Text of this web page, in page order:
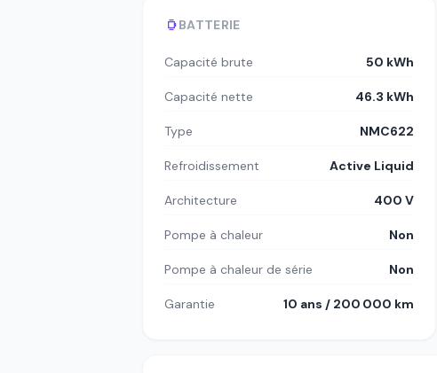
BATTERIE
Capacité brute 50 kWh
Capacité nette 46.3 kWh
Type NMC622
Refroidissement Active Liquid
Architecture 400 V
Pompe à chaleur Non
Pompe à chaleur de série Non
Garantie 10 ans / 200 000 km